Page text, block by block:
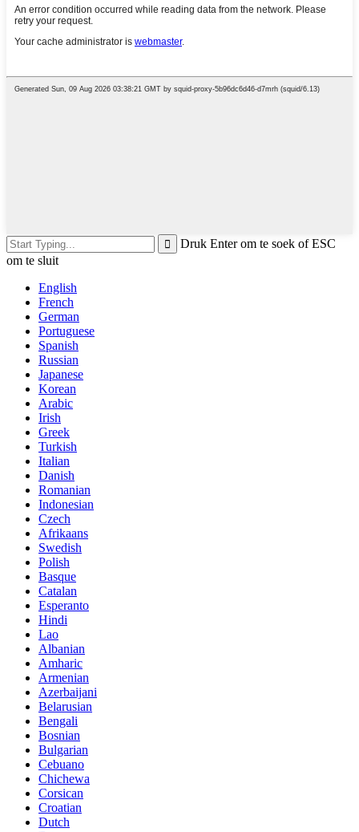
Druk Enter om te soek of ESC
om te sluit
English
French
German
Portuguese
Spanish
Russian
Japanese
Korean
Arabic
Irish
Greek
Turkish
Italian
Danish
Romanian
Indonesian
Czech
Afrikaans
Swedish
Polish
Basque
Catalan
Esperanto
Hindi
Lao
Albanian
Amharic
Armenian
Azerbaijani
Belarusian
Bengali
Bosnian
Bulgarian
Cebuano
Chichewa
Corsican
Croatian
Dutch